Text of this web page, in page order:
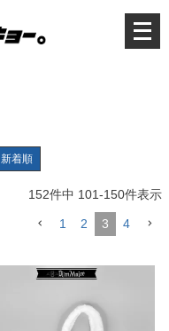
新着順
152件中 101-150件表示
1 2 3 4